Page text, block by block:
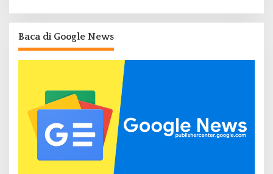
Baca di Google News